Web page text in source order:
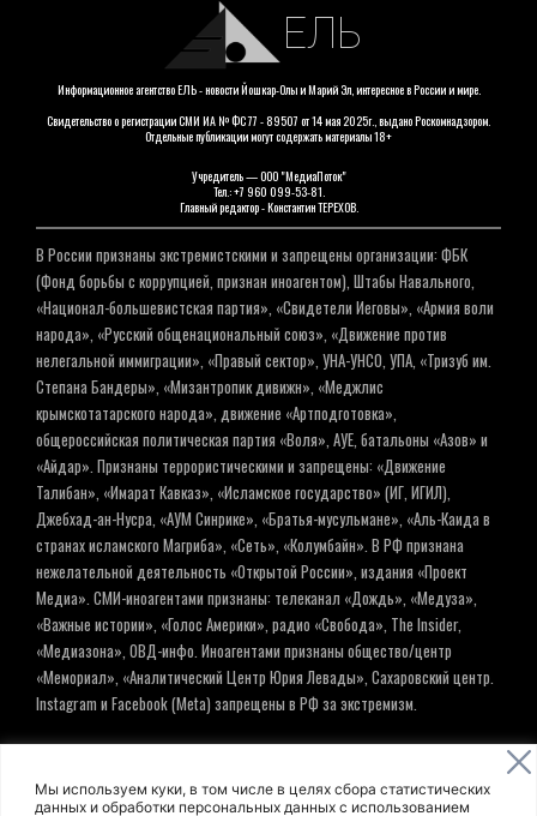
Мы используем куки, в том числе в целях сбора статистических
данных и обработки персональных данных с использованием
ЕЛЬ
Информационное агентство ЕЛЬ - новости Йошкар-Олы и Марий Эл, интересное в России и мире.
Свидетельство о регистрации СМИ ИА № ФС 77 - 89507 от 14 мая 2025г., выдано Роскомнадзором.
Отдельные публикации могут содержать материалы 18+
Учредитель — ООО "МедиаПоток"
Тел.: +7 960 099-53-81.
Главный редактор - Константин ТЕРЕХОВ.
В России признаны экстремистскими и запрещены организации: ФБК
(Фонд борьбы с коррупцией, признан иноагентом), Штабы Навального,
«Национал-большевистская партия», «Свидетели Иеговы», «Армия воли
народа», «Русский общенациональный союз», «Движение против
нелегальной иммиграции», «Правый сектор», УНА-УНСО, УПА, «Тризуб им.
Степана Бандеры», «Мизантропик дивижн», «Меджлис
крымскотатарского народа», движение «Артподготовка»,
общероссийская политическая партия «Воля», АУЕ, батальоны «Азов» и
«Айдар». Признаны террористическими и запрещены: «Движение
Талибан», «Имарат Кавказ», «Исламское государство» (ИГ, ИГИЛ),
Джебхад-ан-Нусра, «АУМ Синрике», «Братья-мусульмане», «Аль-Каида в
странах исламского Магриба», «Сеть», «Колумбайн». В РФ признана
нежелательной деятельность «Открытой России», издания «Проект
Медиа». СМИ-иноагентами признаны: телеканал «Дождь», «Медуза»,
«Важные истории», «Голос Америки», радио «Свобода», The Insider,
«Медиазона», ОВД-инфо. Иноагентами признаны общество/центр
«Мемориал», «Аналитический Центр Юрия Левады», Сахаровский центр.
Instagram и Facebook (Metа) запрещены в РФ за экстремизм.
© ИНФОРМАЦИОННОЕ АГЕНТСТВО ЕЛЬ